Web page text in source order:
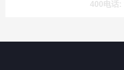
400电话:
产品分类